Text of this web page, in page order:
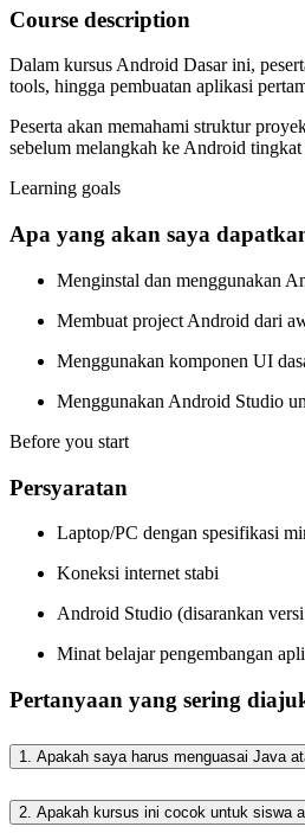
Course description
Dalam kursus Android Dasar ini,
tools, hingga pembuatan aplikasi
Peserta akan memahami struktur
sebelum melangkah ke Android tingkat
Learning goals
Apa yang akan saya
Menginstal dan menggunakan
Membuat project Android dari
Menggunakan komponen UI
Menggunakan Android Studio
Before you start
Persyaratan
Laptop/PC dengan spesifikasi
Koneksi internet stabi
Android Studio (disarankan
Minat belajar pengembangan
Pertanyaan yang sering
1. Apakah saya harus menguasai Java
2. Apakah kursus ini cocok untuk siswa